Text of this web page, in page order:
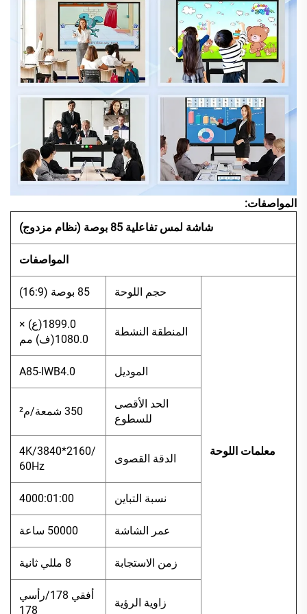
المواصفات:
شاشة لمس تفاعلية 85 بوصة (نظام مزدوج)
المواصفات
معلمات اللوحة
حجم اللوحة 85 بوصة (16:9)
المنطقة النشطة
1899.0(ع) ×
1080.0(ف) مم
الموديل A85-IWB4.0
الحد الأقصى
للسطوع
350 شمعة/م²
الدقة القصوى
4K/3840*2160/
60Hz
نسبة التباين 4000:01:00
عمر الشاشة 50000 ساعة
زمن الاستجابة 8 مللي ثانية
زاوية الرؤية
أفقي 178/رأسي
178